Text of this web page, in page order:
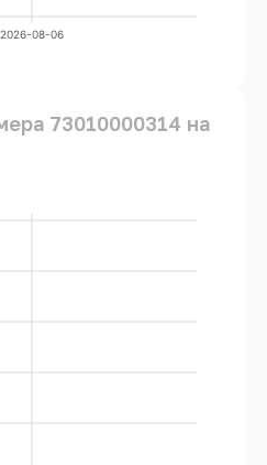
2026-08-06
73010000314 на